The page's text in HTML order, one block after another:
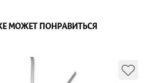
МОЖЕТ ПОНРАВИТЬСЯ